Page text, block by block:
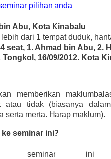
pilihan anda
Abu, Kota Kinabalu
dari 1 tempat duduk,
seat, 1. Ahmad bin Abu, 2.
Tongkol, 16/09/2012. Kota
memberikan
atau tidak (biasanya
serta merta. Harap maklum).
seminar ini?
ini